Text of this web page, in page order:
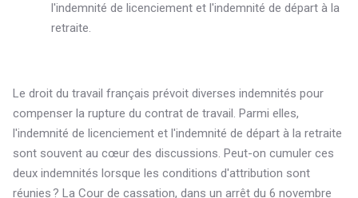
l'indemnité de licenciement et l'indemnité de départ à la
retraite.
Le droit du travail français prévoit diverses indemnités pour
compenser la rupture du contrat de travail. Parmi elles,
l'indemnité de licenciement et l'indemnité de départ à la retraite
sont souvent au cœur des discussions. Peut-on cumuler ces
deux indemnités lorsque les conditions d'attribution sont
réunies ? La Cour de cassation, dans un arrêt du 6 novembre